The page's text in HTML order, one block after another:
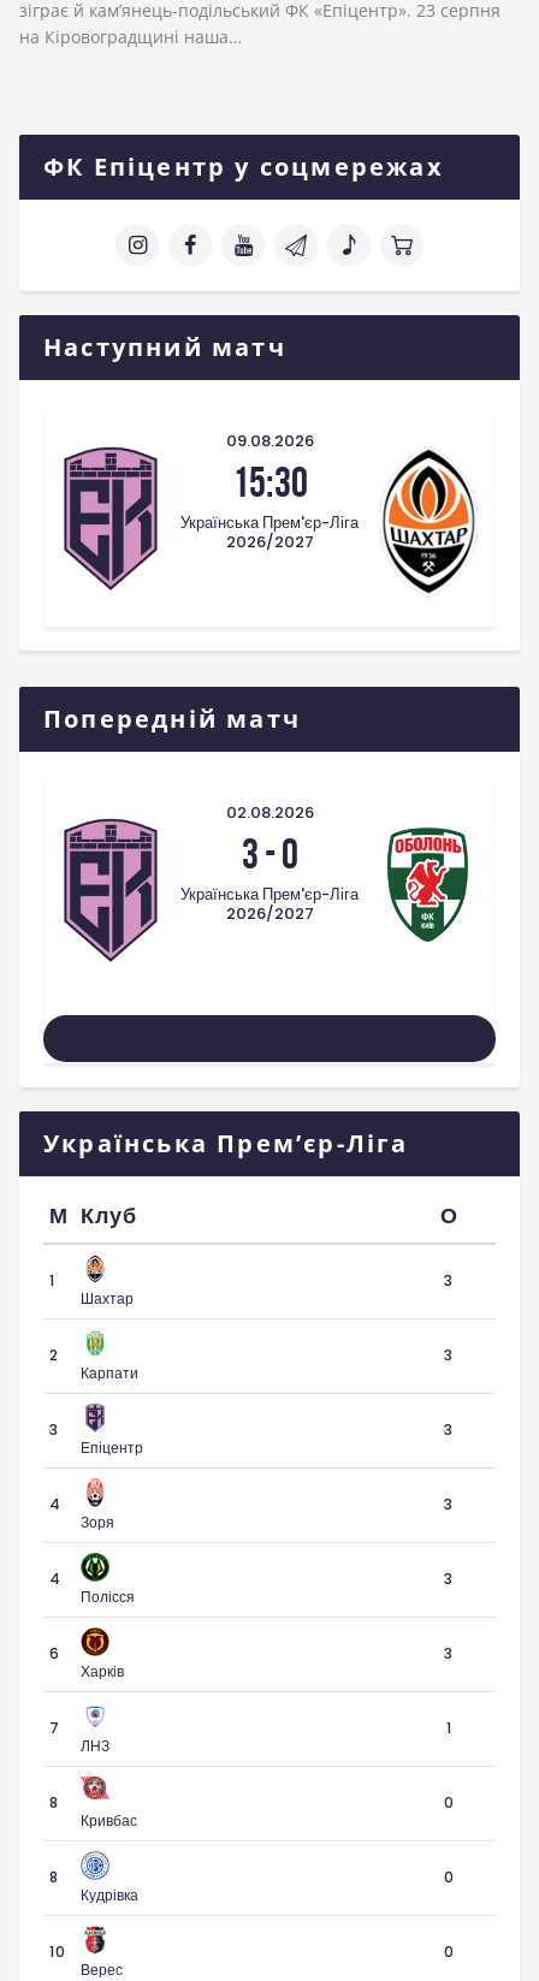
зіграє й кам’янець-подільський ФК «Епіцентр». 23 серпня
на Кіровоградщині наша…
ФК Епіцентр у соцмережах
Наступний матч
09.08.2026
15:30
Українська Прем'єр-Ліга
2026/2027
Попередній матч
02.08.2026
3-0
Українська Прем'єр-Ліга
2026/2027
Українська Прем’єр-Ліга
М Клуб О
1
Шахтар
3
2
Карпати
3
3
Епіцентр
3
4
Зоря
3
4
Полісся
3
6
Харків
3
7
ЛНЗ
1
8
Кривбас
0
8
Кудрівка
0
10
Верес
0